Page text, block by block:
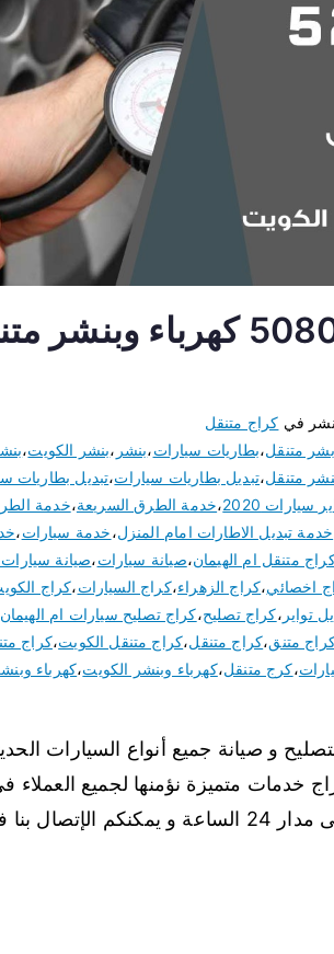
كراج ام الهيمان 50805535
نشر في كراج متنقل
بشر متنقل،بطاريات سيارات،بنشر ،بنشر الكويت،
متنقل،تبديل بطاريات سيارات،تبديل بطاريات
سيارات 2020 ،خدمة الطرق السريعة،خدمة
خدمة تبديل الاطارات امام المنزل،خدمة سيارات،
متنقل ام الهيمان،صيانة سيارات،صيانة سيارات
اخصائي،كراج الزهراء،كراج السيارات،كراج
تواير ،كراج تصليح،كراج تصليح سيارات ام الهيمان
متنق،كراج متنقل،كراج متنقل الكويت،كراج
،كرج متنقل،كهرباء وبنشر الكويت،كهرباء
و صيانة جميع أنواع السيارات
خدمات متميزة نؤمنها لجميع
المحافظات في الكويت، أعمالنا متاحة على مدار 24